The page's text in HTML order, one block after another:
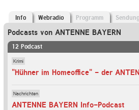
Info Webradio Programm
Podcasts von ANTENNE BAYERN
12 Podcast
Krimi
Nachrichten
ANTENNE BAYERN Info-Podcast